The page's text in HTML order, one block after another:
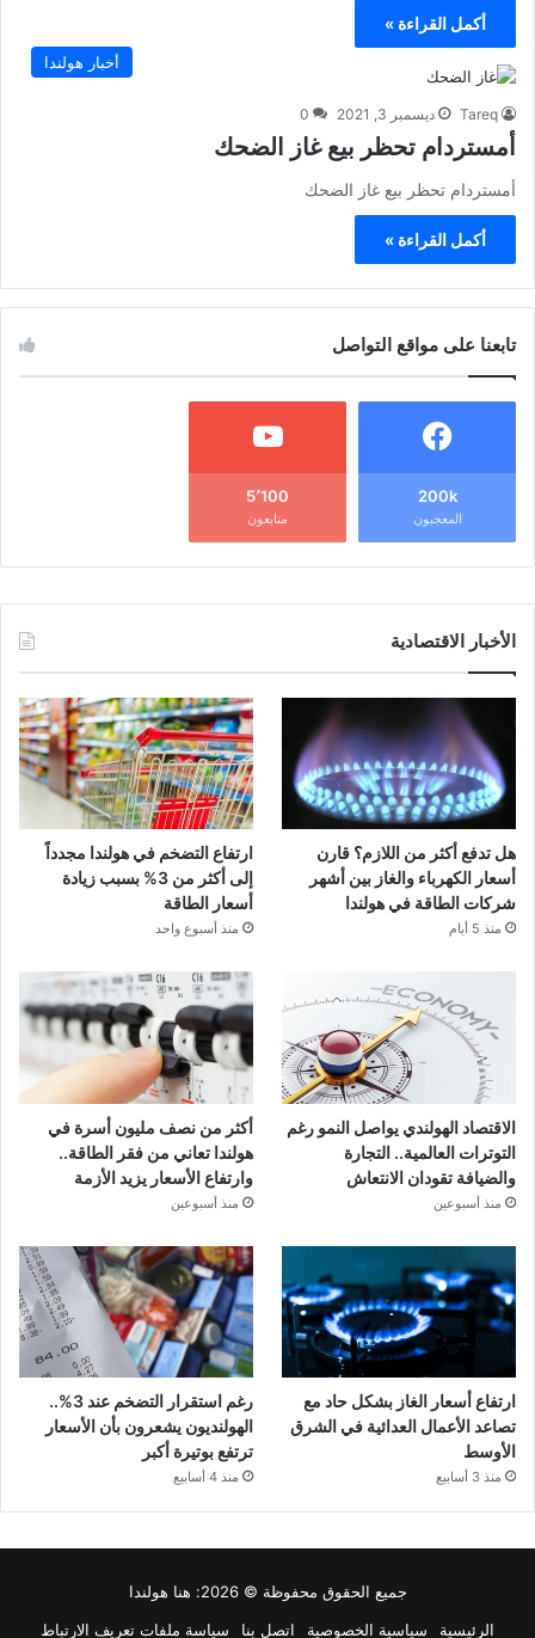
أكمل القراءة »
أخبار هولندا
Tareq ديسمبر 3, 2021 0
أمستردام تحظر بيع غاز الضحك
أمستردام تحظر بيع غاز الضحك
أكمل القراءة »
تابعنا على مواقع التواصل
200k
المعجبون
5٬100
متابعون
الأخبار الاقتصادية
هل تدفع أكثر من اللازم؟ قارن
أسعار الكهرباء والغاز بين أشهر
شركات الطاقة في هولندا
منذ 5 أيام
ارتفاع التضخم في هولندا مجدداً
إلى أكثر من 3% بسبب زيادة
أسعار الطاقة
منذ أسبوع واحد
الاقتصاد الهولندي يواصل النمو رغم
التوترات العالمية.. التجارة
والضيافة تقودان الانتعاش
منذ أسبوعين
أكثر من نصف مليون أسرة في
هولندا تعاني من فقر الطاقة..
وارتفاع الأسعار يزيد الأزمة
منذ أسبوعين
ارتفاع أسعار الغاز بشكل حاد مع
تصاعد الأعمال العدائية في الشرق
الأوسط
منذ 3 أسابيع
رغم استقرار التضخم عند 3%..
الهولنديون يشعرون بأن الأسعار
ترتفع بوتيرة أكبر
منذ 4 أسابيع
جميع الحقوق محفوظة © 2026:
هنا هولندا
الرئيسية
سياسية الخصوصية اتصل بنا سياسة ملفات تعريف الارتباط